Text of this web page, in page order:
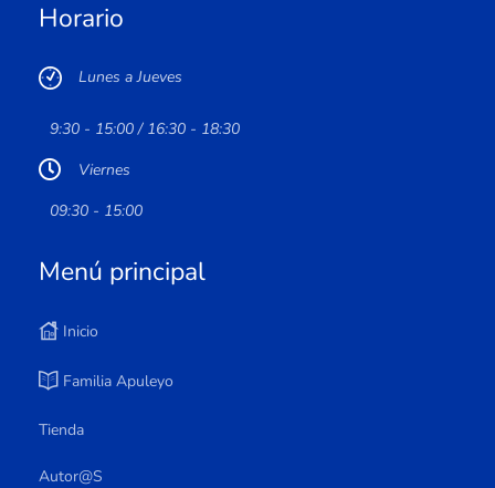
Horario
Lunes a Jueves
9:30 - 15:00 / 16:30 - 18:30
Viernes
09:30 - 15:00
Menú principal
Inicio
Familia Apuleyo
Tienda
Autor@s